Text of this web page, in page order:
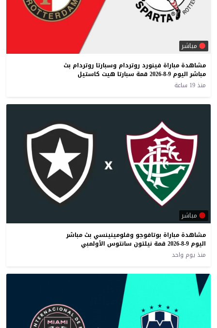
مباشر
مشاهدة مباراة فينورد روتردام وسبارتا روتردام بث
مباشر اليوم 9-8-2026 قمة سبارتا هيت كاستيل
منذ 19 ساعة
مباشر
مشاهدة مباراة بوتافوجو وفلومينينسي بث مباشر
اليوم 9-8-2026 قمة نيلتون سانتوس الأولمبي
منذ يوم واحد